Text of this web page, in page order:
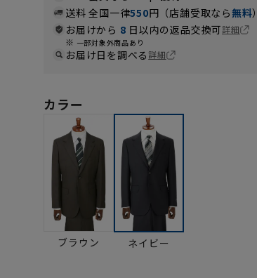
送料 全国一律550円（店舗受取なら無料）
お届けから 8 日以内の返品交換可詳細
一部対象外商品あり
お届け日を調べる詳細
カラー
ブラウン ネイビー